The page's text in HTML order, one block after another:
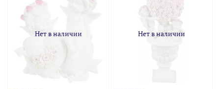
Нет в наличии Нет в наличии